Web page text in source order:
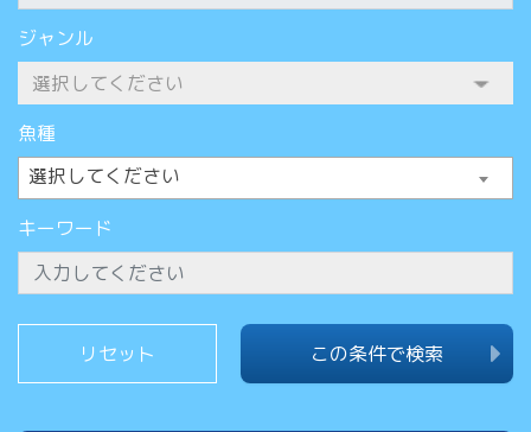
ジャンル
魚種
選択してください
キーワード
この条件で検索